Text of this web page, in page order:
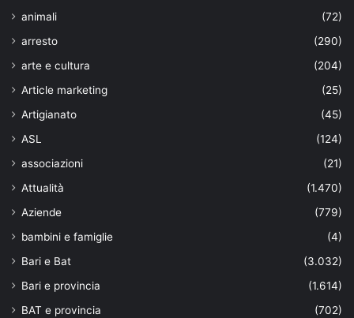
animali
(72)
arresto
(290)
arte e cultura
(204)
Article marketing
(25)
Artigianato
(45)
ASL
(124)
associazioni
(21)
Attualità
(1.470)
Aziende
(779)
bambini e famiglie
(4)
Bari e Bat
(3.032)
Bari e provincia
(1.614)
BAT e provincia
(702)